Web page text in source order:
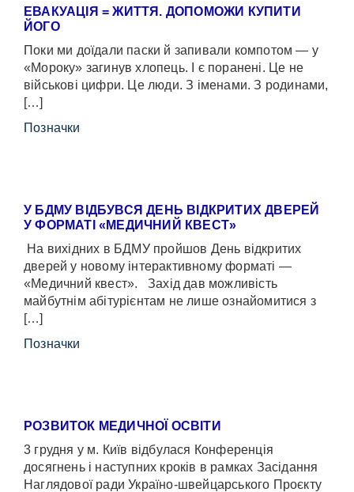
ЕВАКУАЦІЯ = ЖИТТЯ. ДОПОМОЖИ КУПИТИ
ЙОГО
Поки ми доїдали паски й запивали компотом — у
«Мороку» загинув хлопець. І є поранені. Це не
військові цифри. Це люди. З іменами. З родинами,
[…]
Позначки
У БДМУ ВІДБУВСЯ ДЕНЬ ВІДКРИТИХ ДВЕРЕЙ
У ФОРМАТІ «МЕДИЧНИЙ КВЕСТ»
На вихідних в БДМУ пройшов День відкритих
дверей у новому інтерактивному форматі —
«Медичний квест». Захід дав можливість
майбутнім абітурієнтам не лише ознайомитися з
[…]
Позначки
РОЗВИТОК МЕДИЧНОЇ ОСВІТИ
3 грудня у м. Київ відбулася Конференція
досягнень і наступних кроків в рамках Засідання
Наглядової ради Україно-швейцарського Проєкту